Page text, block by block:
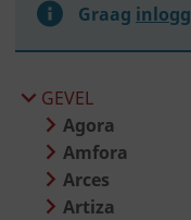
Graag
GEVEL
Agora
Amfora
Arces
Artiza